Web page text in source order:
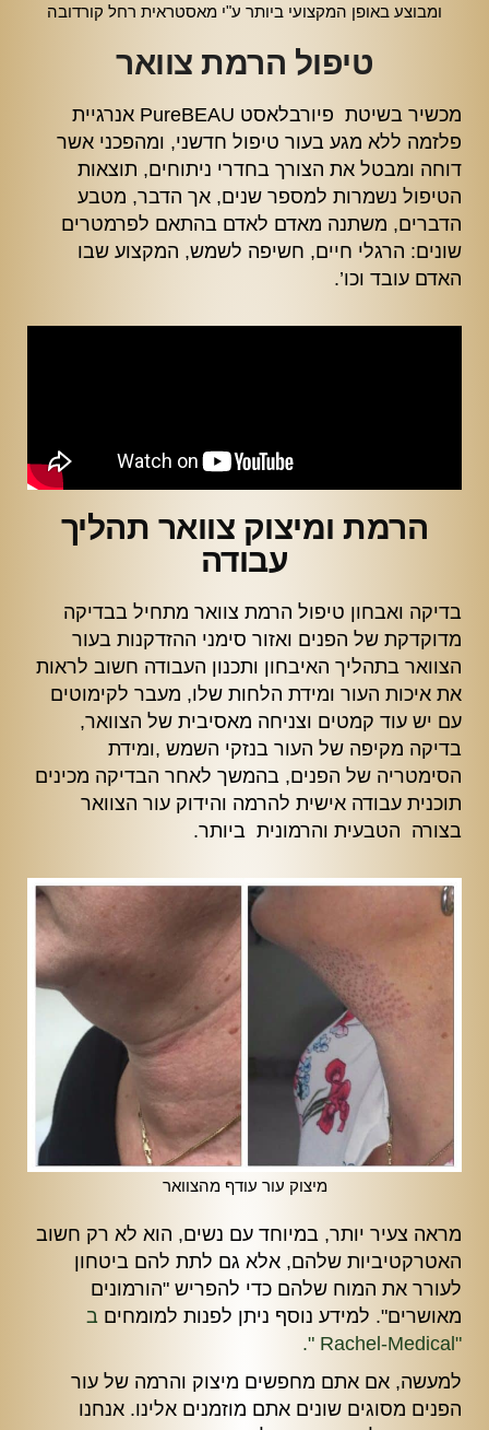
ומבוצע באופן המקצועי ביותר ע"י מאסטראית רחל קורדובה
טיפול הרמת צוואר
מכשיר בשיטת פיורבלאסט PureBEAU אנרגיית
פלזמה ללא מגע בעור טיפול חדשני, ומהפכני אשר
דוחה ומבטל את הצורך בחדרי ניתוחים, תוצאות
הטיפול נשמרות למספר שנים, אך הדבר, מטבע
הדברים, משתנה מאדם לאדם בהתאם לפרמטרים
שונים: הרגלי חיים, חשיפה לשמש, המקצוע שבו
האדם עובד וכו’.
הרמת ומיצוק צוואר תהליך
עבודה
בדיקה ואבחון טיפול הרמת צוואר מתחיל בבדיקה
מדוקדקת של הפנים ואזור סימני ההזדקנות בעור
הצוואר בתהליך האיבחון ותכנון העבודה חשוב לראות
את איכות העור ומידת הלחות שלו, מעבר לקימוטים
עם יש עוד קמטים וצניחה מאסיבית של הצוואר,
בדיקה מקיפה של העור בנזקי השמש ,ומידת
הסימטריה של הפנים, בהמשך לאחר הבדיקה מכינים
תוכנית עבודה אישית להרמה והידוק עור הצוואר
בצורה הטבעית והרמונית ביותר.
מיצוק עור עודף מהצוואר
מראה צעיר יותר, במיוחד עם נשים, הוא לא רק חשוב
האטרקטיביות שלהם, אלא גם לתת להם ביטחון
לעורר את המוח שלהם כדי להפריש "הורמונים
מאושרים". למידע נוסף ניתן לפנות למומחים ב
"Rachel-Medical ".
למעשה, אם אתם מחפשים מיצוק והרמה של עור
הפנים מסוגים שונים אתם מוזמנים אלינו. אנחנו